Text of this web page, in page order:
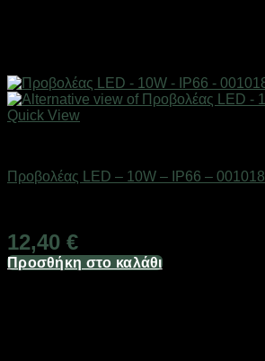
Quick View
Προβολέας LED – 10W – IP66 – 001018
12,40 €
Προσθήκη στο καλάθι